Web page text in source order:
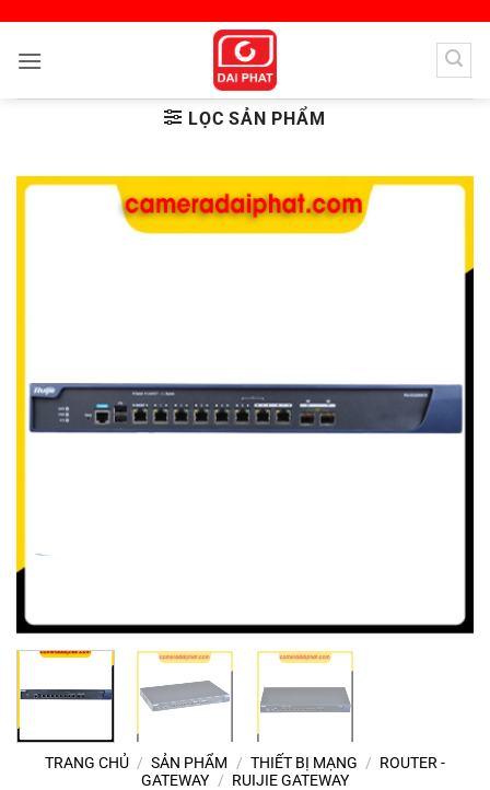
nội
dung
LỌC SẢN PHẨM
TRANG CHỦ / SẢN PHẨM / THIẾT BỊ MẠNG / ROUTER -
GATEWAY / RUIJIE GATEWAY